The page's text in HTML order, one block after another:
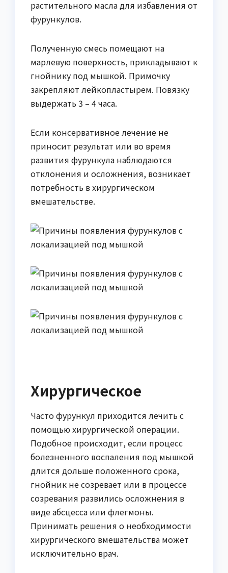
растительного масла для избавления от
фурункулов.
Полученную смесь помещают на
марлевую поверхность, прикладывают к
гнойнику под мышкой. Примочку
закрепляют лейкопластырем. Повязку
выдержать 3 – 4 часа.
Если консервативное лечение не
приносит результат или во время
развития фурункула наблюдаются
отклонения и осложнения, возникает
потребность в хирургическом
вмешательстве.
Хирургическое
Часто фурункул приходится лечить с
помощью хирургической операции.
Подобное происходит, если процесс
болезненного воспаления под мышкой
длится дольше положенного срока,
гнойник не созревает или в процессе
созревания развились осложнения в
виде абсцесса или флегмоны.
Принимать решения о необходимости
хирургического вмешательства может
исключительно врач.